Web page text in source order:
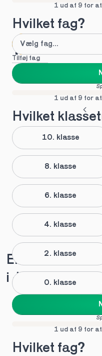
1 ud af 9 for
Hvilket fag?
Tilføj fag
1 ud af 9 for
Hvilket
10. klasse
8. klasse
6. klasse
4. klasse
2. klasse
0. klasse
1 ud af 9 for
Hvilket fag?
Mød
i
Elever
i Janderup